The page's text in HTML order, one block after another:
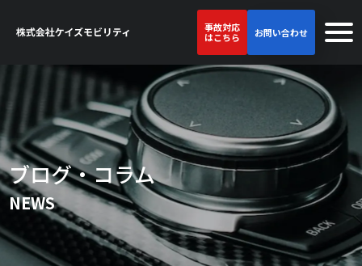
事故対応
はこちら
お問い合わせ
ブログ・コラム
NEWS